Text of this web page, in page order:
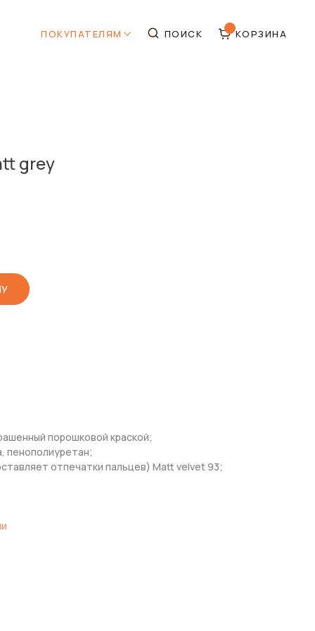
КОРЗИНА
ПОКУПАТЕЛЯМ ПОИСК
grey
порошковой краской;
пенополиуретан;
отпечатки пальцев) Matt velvet 93;